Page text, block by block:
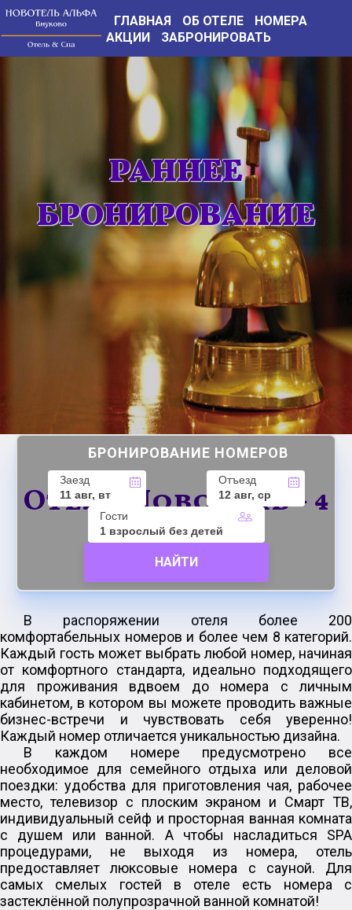
ГЛАВНАЯ ОБ ОТЕЛЕ
НОМЕРА
АКЦИИ
ЗАБРОНИРОВАТЬ
РАННЕЕ
БРОНИРОВАНИЕ
БРОНИРОВАНИЕ НОМЕРОВ
Заезд
11 авг, вт
Отъезд
12 авг, ср
Гости
1 взрослый без детей
НАЙТИ
Отель Новотель - 4
звезды
В распоряжении отеля более 200
комфортабельных номеров и более чем 8 категорий.
Каждый гость может выбрать любой номер, начиная
от комфортного стандарта, идеально подходящего
для проживания вдвоем до номера с личным
кабинетом, в котором вы можете проводить важные
бизнес-встречи и чувствовать себя уверенно!
Каждый номер отличается уникальностью дизайна.
В каждом номере предусмотрено все
необходимое для семейного отдыха или деловой
поездки: удобства для приготовления чая, рабочее
место, телевизор с плоским экраном и Смарт ТВ,
индивидуальный сейф и просторная ванная комната
с душем или ванной. А чтобы насладиться SPA
процедурами, не выходя из номера, отель
предоставляет люксовые номера с сауной. Для
самых смелых гостей в отеле есть номера с
застеклённой полупрозрачной ванной комнатой!